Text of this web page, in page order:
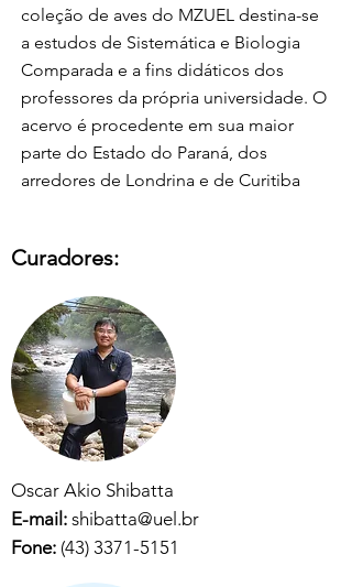
coleção de aves do MZUEL destina-se
a estudos de Sistemática e Biologia
Comparada e a fins didáticos dos
professores da própria universidade. O
acervo é procedente em sua maior
parte do Estado do Paraná, dos
arredores de Londrina e de Curitiba
Curadores:
Oscar Akio Shibatta
E-mail: shibatta@uel.br
Fone: (43) 3371-5151